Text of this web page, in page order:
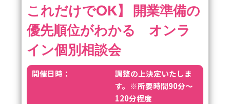
これだけでOK】 開業準備の
優先順位がわかる オンラ
イン個別相談会
開催日時：
調整の上決定いたしま
す。※所要時間90分～
120分程度